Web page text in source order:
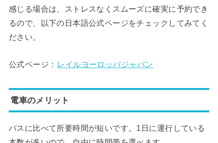
感じる場合は、ストレスなくスムーズに確実に予約でき
るので、以下の日本語公式ページをチェックしてみてく
ださい。
公式ページ： レイルヨーロッパジャパン
電車のメリット
バスに比べて所要時間が短いです。1日に運行している